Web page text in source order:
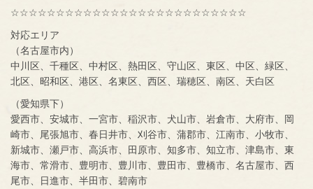
☆☆☆☆☆☆☆☆☆☆☆☆☆☆☆☆☆☆☆☆☆☆☆☆☆☆
対応エリア
（名古屋市内）
中川区、千種区、中村区、熱田区、守山区、東区、中区、緑区、
北区、昭和区、港区、名東区、西区、瑞穂区、南区、天白区
（愛知県下）
愛西市、安城市、一宮市、稲沢市、犬山市、岩倉市、大府市、岡
崎市、尾張旭市、春日井市、刈谷市、蒲郡市、江南市、小牧市、
新城市、瀬戸市、高浜市、田原市、知多市、知立市、津島市、東
海市、常滑市、豊明市、豊川市、豊田市、豊橋市、名古屋市、西
尾市、日進市、半田市、碧南市